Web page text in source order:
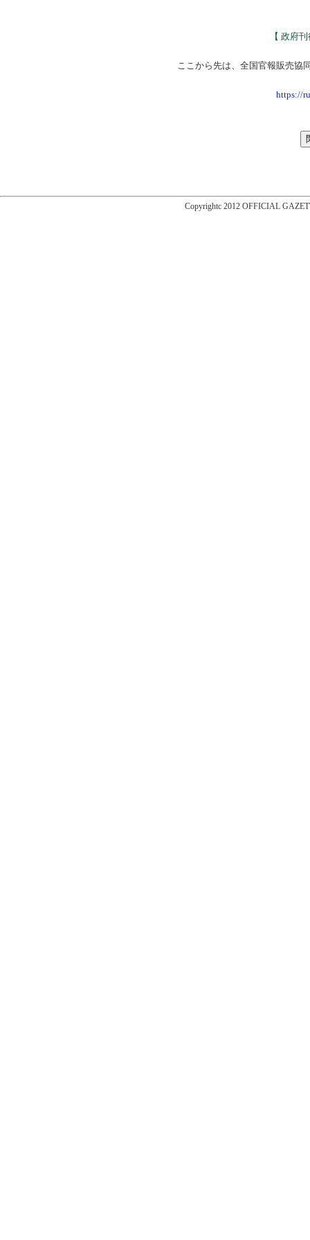
【 政府
ここから先は、全国官報販売協
https://
Copyrightc 2012 OFFICIAL